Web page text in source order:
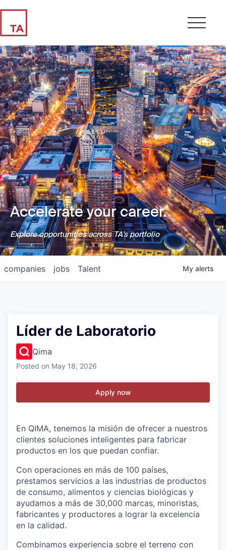
Accelerate your career.
Explore opportunities across TA's portfolio
jobs
companies Talent My alerts
Líder de Laboratorio
Qima
Posted on May 18, 2026
Apply now
En QIMA, tenemos la misión de ofrecer a nuestros
clientes soluciones inteligentes para fabricar
productos en los que puedan confiar.
Con operaciones en más de 100 países,
prestamos servicios a las industrias de productos
de consumo, alimentos y ciencias biológicas y
ayudamos a más de 30,000 marcas, minoristas,
fabricantes y productores a lograr la excelencia
en la calidad.
Combinamos experiencia sobre el terreno con